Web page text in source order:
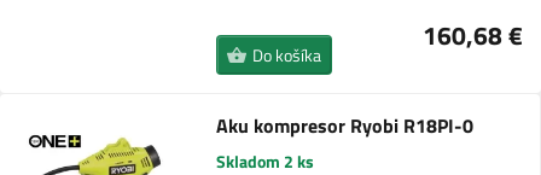
160,68 €
Do košíka
Aku kompresor Ryobi R18PI-0
Skladom 2 ks